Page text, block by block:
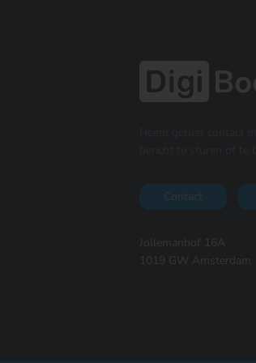
Contact
Jollemanhof 16A
1019 GW Amsterdam